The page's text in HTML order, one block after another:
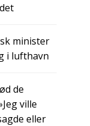
minister
i lufthavn
de
ville
eller